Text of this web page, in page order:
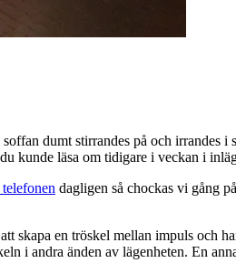
dumt stirrandes på och
kunde läsa om tidigare i veckan i
dagligen så chockas vi gång
skapa en tröskel mellan impuls och
i andra änden av lägenheten. En